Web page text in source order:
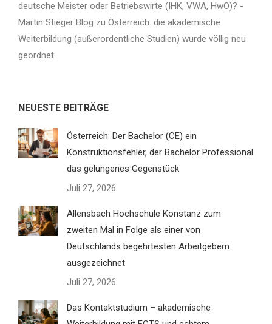
deutsche Meister oder Betriebswirte (IHK, VWA, HwO)? -
Martin Stieger Blog zu Österreich: die akademische
Weiterbildung (außerordentliche Studien) wurde völlig neu
geordnet
NEUESTE BEITRÄGE
Österreich: Der Bachelor (CE) ein
Konstruktionsfehler, der Bachelor Professional
das gelungenes Gegenstück
Juli 27, 2026
Allensbach Hochschule Konstanz zum
zweiten Mal in Folge als einer von
Deutschlands begehrtesten Arbeitgebern
ausgezeichnet
Juli 27, 2026
Das Kontaktstudium – akademische